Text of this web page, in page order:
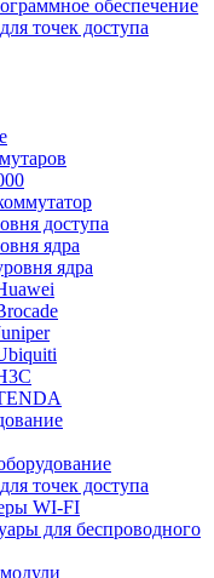
обеспечение
точек доступа
доступа
ядра
ядра
точек доступа
WI-FI
для беспроводного